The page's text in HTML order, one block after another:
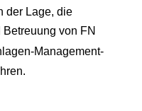
der Lage, die
Betreuung von FN
Management-